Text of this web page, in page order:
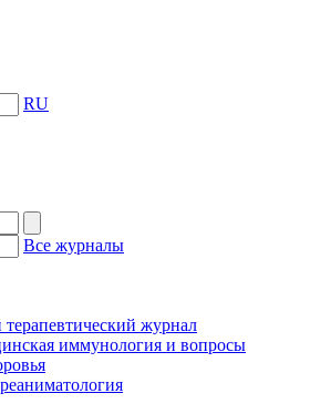
RU
Все журналы
журнал
иммунология и вопросы